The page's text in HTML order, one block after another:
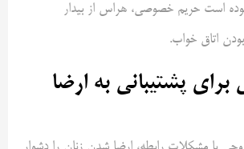
است حریم خصوصی، هراس از بیدار
اتاق خواب.
برای پشتیبانی به ارضا